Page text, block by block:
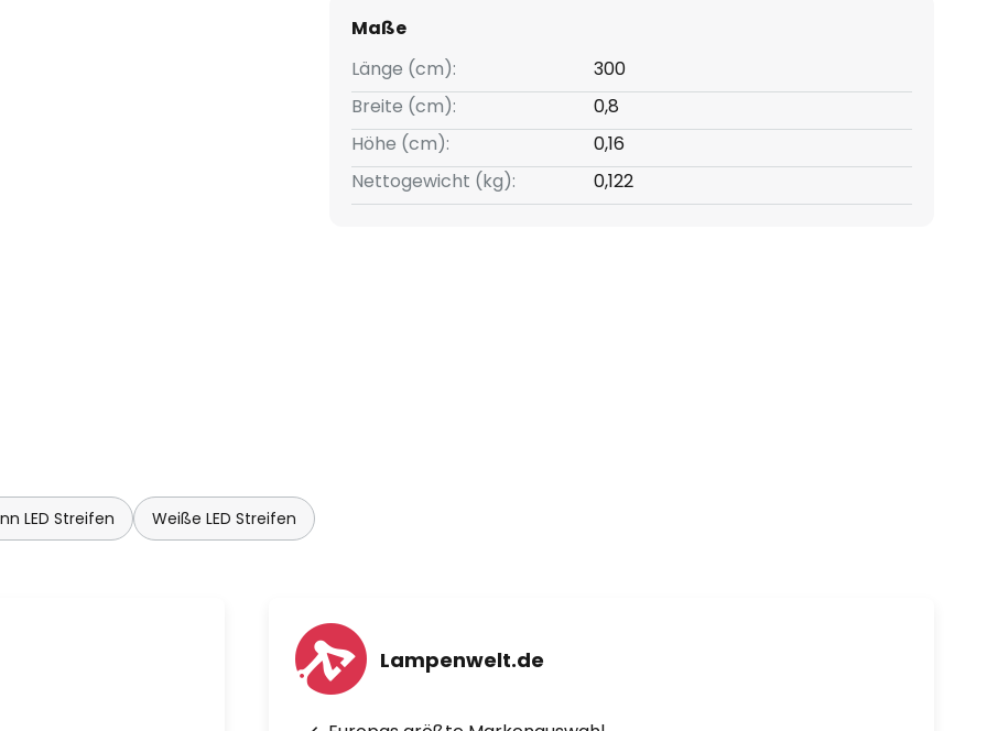
Maße
Länge (cm):
300
Breite (cm):
0,8
Höhe (cm):
0,16
Nettogewicht (kg):
0,122
LED Streifen Weiße LED Streifen
Lampenwelt.de